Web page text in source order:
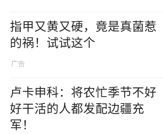
指甲又黄又硬，竟是真菌惹
的祸！试试这个
卢卡申科：将农忙季节不好
好干活的人都发配边疆充
军！